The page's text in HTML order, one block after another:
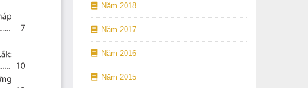
Năm 2018
Năm 2017
Năm 2016
Năm 2015